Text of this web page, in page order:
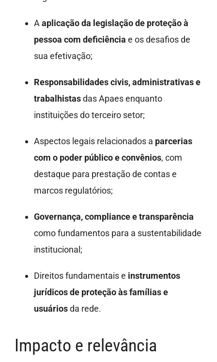
A aplicação da legislação de proteção à
pessoa com deficiência e os desafios de
sua efetivação;
Responsabilidades civis, administrativas e
trabalhistasdas Apaes enquanto
instituições do terceiro setor;
Aspectos legais relacionados a parcerias
com o poder público e convênios, com
destaque para prestação de contas e
marcos regulatórios;
Governança, compliance e transparência
como fundamentos para a sustentabilidade
institucional;
Direitos fundamentais e instrumentos
jurídicos de proteção às famílias e
usuáriosda rede.
Impacto e relevância